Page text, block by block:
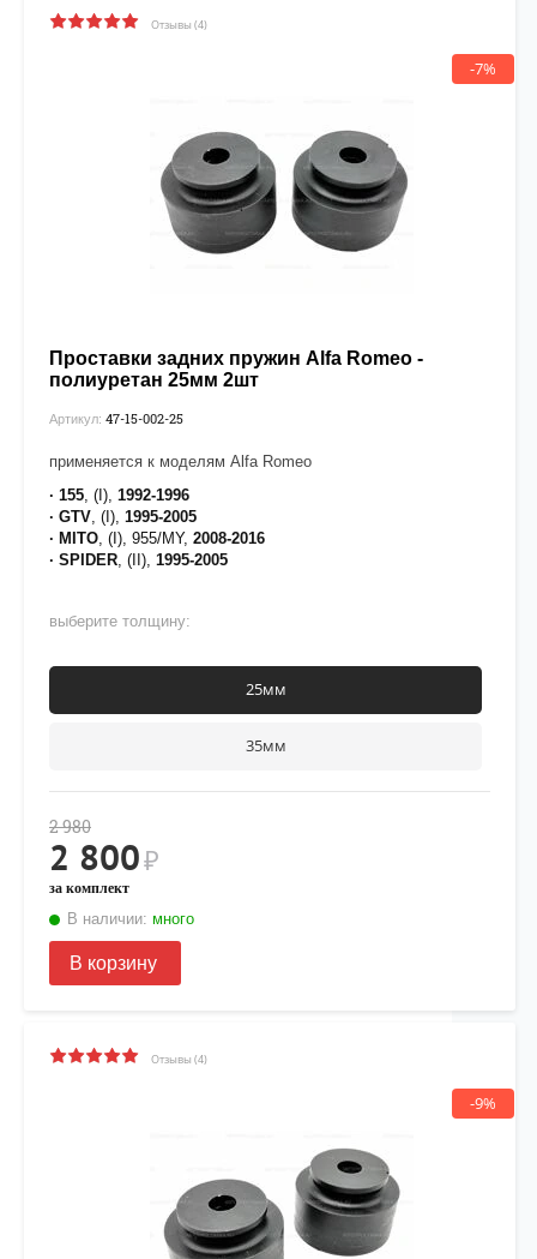
Отзывы (4)
-7%
Проставки задних пружин Alfa Romeo -
полиуретан 25мм 2шт
Артикул: 47-15-002-25
применяется к моделям Alfa Romeo
· 155, (I), 1992-1996
· GTV, (I), 1995-2005
· MITO, (I), 955/MY, 2008-2016
· SPIDER, (II), 1995-2005
выберите толщину:
25мм
35мм
2 980
2 800₽
за комплект
В наличии: много
В корзину
Отзывы (4)
-9%